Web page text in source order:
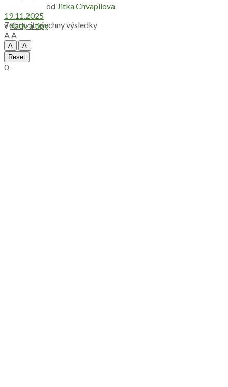
Zobrazit všechny výsledky
od Jitka Chvapilova
19.11.2025
vRady a tipy
AA
A
A
Reset
0